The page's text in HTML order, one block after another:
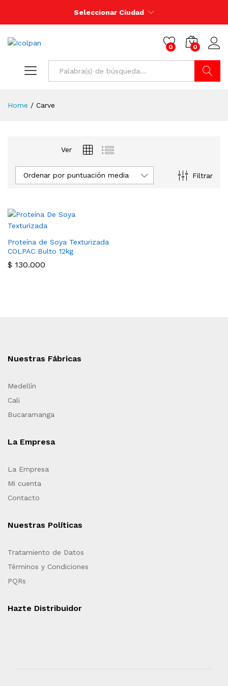
Seleccionar Ciudad
0 0
Home / Carve
Ver
Filtrar
Ordenar por puntuación media
Proteína de Soya Texturizada
COLPAC Bulto 12kg
$ 130.000
Nuestras Fábricas
Medellín
Cali
Bucaramanga
La Empresa
La Empresa
Mi cuenta
Contacto
Nuestras Políticas
Tratamiento de Datos
Términos y Condiciones
PQRs
Hazte Distribuidor